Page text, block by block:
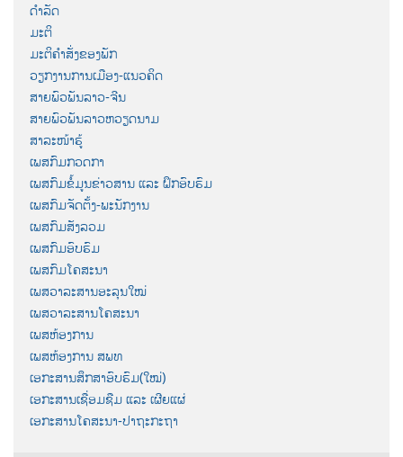
ດຳລັດ
ມະຕິ
ມະຕິຄຳສັ່ງຂອງພັກ
ວຽກງານການເມືອງ-ແນວຄິດ
ສາຍພົວພັນລາວ-ຈີນ
ສາຍພົວພັນລາວຫວຽດນາມ
ສາລະໜ້າຮູ້
ເພສກົມກວດກາ
ເພສກົມຂໍ້ມູນຂ່າວສານ ແລະ ຝຶກອົບຮົມ
ເພສກົມຈັດຕັ້ງ-ພະນັກງານ
ເພສກົມສັງລວມ
ເພສກົມອົບຮົມ
ເພສກົມໂຄສະນາ
ເພສວາລະສານອະລຸນໃໝ່
ເພສວາລະສານໂຄສະນາ
ເພສຫ້ອງການ
ເພສຫ້ອງການ ສພທ
ເອກະສານສຶກສາອົບຮົມ(ໃໝ່)
ເອກະສານເຊື່ອມຊືມ ແລະ ເຜີຍແຜ່
ເອກະສານໂຄສະນາ-ປາຖະກະຖາ